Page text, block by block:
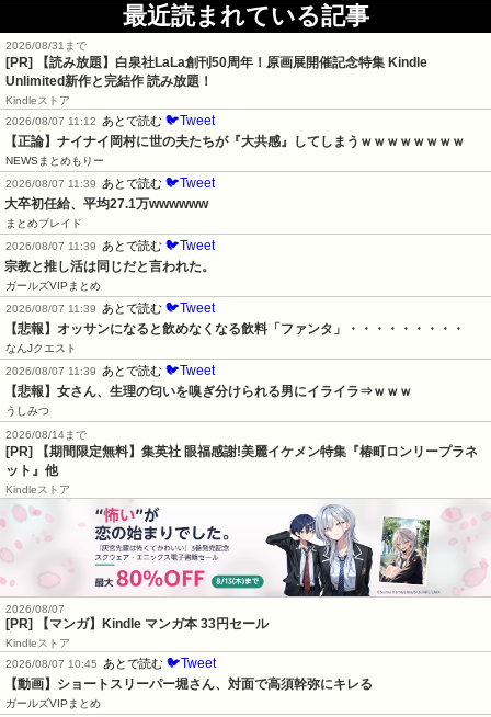
最近読まれている記事
2026/08/31まで
[PR]
【読み放題】白泉社LaLa創刊50周年！原画展開催記念特集 Kindle
Unlimited新作と完結作 読み放題！
Kindleストア
2026/08/07 11:12
あとで読む 🐦Tweet
【正論】ナイナイ岡村に世の夫たちが『大共感』してしまうｗｗｗｗｗｗｗｗ
NEWSまとめもりー
2026/08/07 11:39
あとで読む 🐦Tweet
大卒初任給、平均27.1万wwwwww
まとめブレイド
2026/08/07 11:39
あとで読む 🐦Tweet
宗教と推し活は同じだと言われた。
ガールズVIPまとめ
2026/08/07 11:39
あとで読む 🐦Tweet
【悲報】オッサンになると飲めなくなる飲料「ファンタ」・・・・・・・・・
なんJクエスト
2026/08/07 11:39
あとで読む 🐦Tweet
【悲報】女さん、生理の匂いを嗅ぎ分けられる男にイライラ⇒ｗｗｗ
うしみつ
2026/08/14まで
[PR] 【期間限定無料】集英社 眼福感謝!美麗イケメン特集『椿町ロンリープラネ
ット』他
Kindleストア
2026/08/07
[PR] 【マンガ】Kindle マンガ本 33円セール
Kindleストア
2026/08/07 10:45
あとで読む 🐦Tweet
【動画】ショートスリーパー堀さん、対面で高須幹弥にキレる
ガールズVIPまとめ